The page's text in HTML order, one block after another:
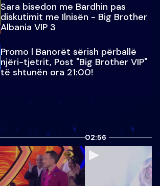
Sara bisedon me Bardhin pas
diskutimit me Ilnisën - Big Brother
Albania VIP 3
Promo l Banorët sërish përballë
njëri-tjetrit, Post "Big Brother VIP"
të shtunën ora 21:00!
02:56